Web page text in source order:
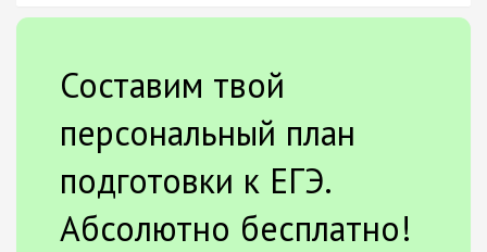
Составим твой
персональный план
подготовки к ЕГЭ.
Абсолютно бесплатно!